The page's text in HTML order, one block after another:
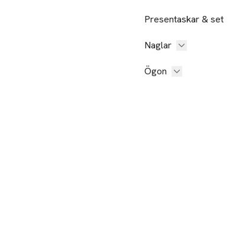
Presentaskar & set
Naglar
Ögon